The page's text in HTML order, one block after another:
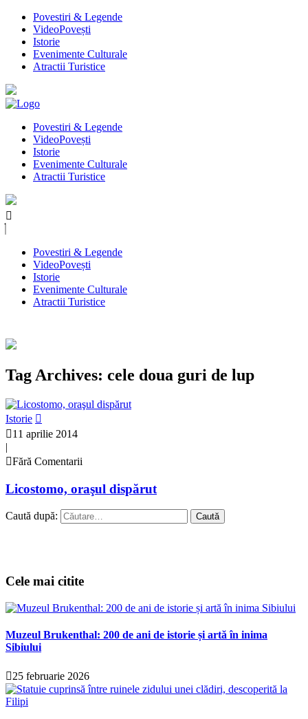
Povestiri & Legende
VideoPovești
Istorie
Evenimente Culturale
Atractii Turistice
Povestiri & Legende
VideoPovești
Istorie
Evenimente Culturale
Atractii Turistice
Povestiri & Legende
VideoPovești
Istorie
Evenimente Culturale
Atractii Turistice
Tag Archives: cele doua guri de lup
Istorie
11 aprilie 2014
|
Fără Comentarii
Licostomo, oraşul dispărut
Caută după:
Cele mai citite
Muzeul Brukenthal: 200 de ani de istorie și artă în inima
Sibiului
25 februarie 2026